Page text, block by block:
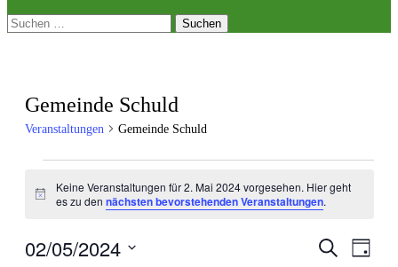
Suchen
nach:
Gemeinde Schuld
Veranstaltungen Gemeinde Schuld
für
Mai
Hinweis
Keine Veranstaltungen für 2. Mai 2024 vorgesehen. Hier geht
es zu dennächsten bevorstehenden Veranstaltungen.
Suche
Tag
02/05/2024